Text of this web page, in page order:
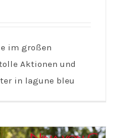
Hipster | -50%
im großen
Aktionen und
in lagune bleu